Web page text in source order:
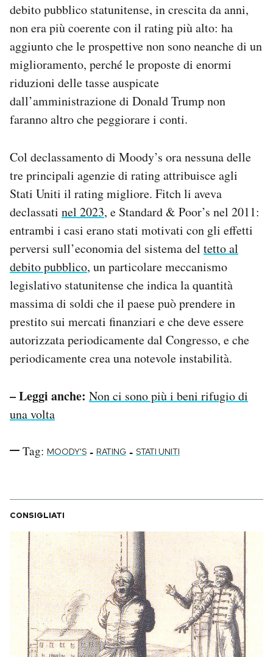
debito pubblico statunitense, in crescita da anni,
non era più coerente con il rating più alto: ha
aggiunto che le prospettive non sono neanche di un
miglioramento, perché le proposte di enormi
riduzioni delle tasse auspicate
dall’amministrazione di Donald Trump non
faranno altro che peggiorare i conti.
Col declassamento di Moody’s ora nessuna delle
tre principali agenzie di rating attribuisce agli
Stati Uniti il ​​rating migliore. Fitch li aveva
declassati nel 2023, e Standard & Poor’s nel 2011:
entrambi i casi erano stati motivati con gli effetti
perversi sull’economia del sistema del tetto al
debito pubblico, un particolare meccanismo
legislativo statunitense che indica la quantità
massima di soldi che il paese può prendere in
prestito sui mercati finanziari e che deve essere
autorizzata periodicamente dal Congresso, e che
periodicamente crea una notevole instabilità.
– Leggi anche: Non ci sono più i beni rifugio di
una volta
Tag: MOODY'S - RATING - STATI UNITI
CONSIGLIATI